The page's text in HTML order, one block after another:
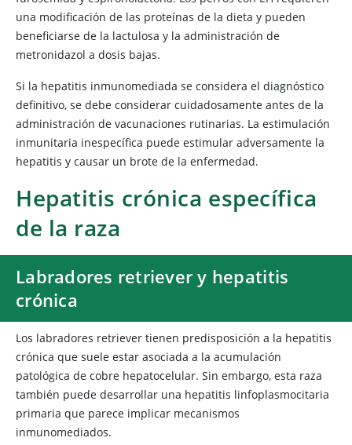
una modificación de las proteínas de la dieta y pueden
beneficiarse de la lactulosa y la administración de
metronidazol a dosis bajas.
Si la hepatitis inmunomediada se considera el diagnóstico
definitivo, se debe considerar cuidadosamente antes de la
administración de vacunaciones rutinarias. La estimulación
inmunitaria inespecífica puede estimular adversamente la
hepatitis y causar un brote de la enfermedad.
Hepatitis crónica específica
de la raza
Labradores retriever y hepatitis
crónica
Los labradores retriever tienen predisposición a la hepatitis
crónica que suele estar asociada a la acumulación
patológica de cobre hepatocelular. Sin embargo, esta raza
también puede desarrollar una hepatitis linfoplasmocitaria
primaria que parece implicar mecanismos
inmunomediados.